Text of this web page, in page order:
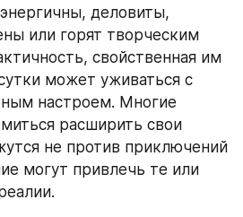
деловиты,
или горят творческим
свойственная им
может уживаться с
настроем. Многие
расширить свои
не против приключений
могут привлечь те или